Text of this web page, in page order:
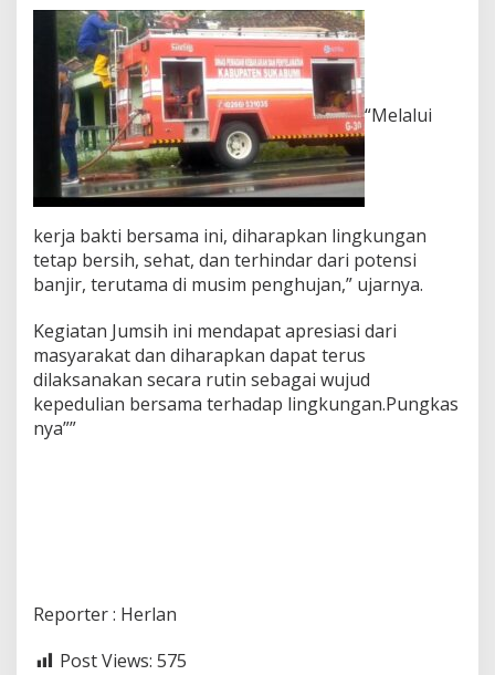
l
“Melalui
kerja bakti bersama ini, diharapkan lingkungan
tetap bersih, sehat, dan terhindar dari potensi
banjir, terutama di musim penghujan,” ujarnya.
Kegiatan Jumsih ini mendapat apresiasi dari
masyarakat dan diharapkan dapat terus
dilaksanakan secara rutin sebagai wujud
kepedulian bersama terhadap lingkungan.Pungkas
nya””
Reporter : Herlan
Post Views: 575